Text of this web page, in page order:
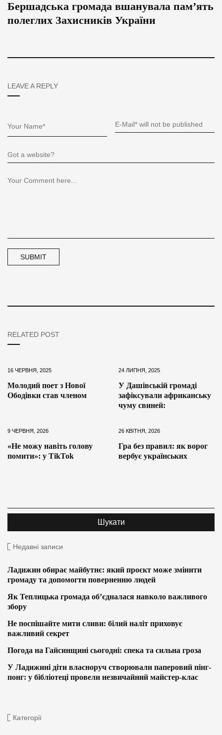
Бершадська громада вшанувала пам’ять
полеглих Захисників України
LEAVE A REPLY
RELATED POST
16 ЧЕРВНЯ, 2025
Молодий поет з Нової
Ободівки став членом
24 ЛИПНЯ, 2025
У Дашівській громаді
зафіксували африканську
чуму свиней:
9 ЧЕРВНЯ, 2026
«Не можу навіть голову
помити»: у TikTok
26 КВІТНЯ, 2026
Гра без правил: як ворог
вербує українських
Недавні записи
Ладижин обирає майбутнє: який проєкт може змінити
громаду та допомогти поверненню людей
Як Теплицька громада об’єдналася навколо важливого
збору
Не поспішайте мити сливи: білий наліт приховує
важливий секрет
Погода на Гайсинщині сьогодні: спека та сильна гроза
У Ладижині діти власноруч створювали паперовий пінг-
понг: у бібліотеці провели незвичайний майстер-клас
Категорії